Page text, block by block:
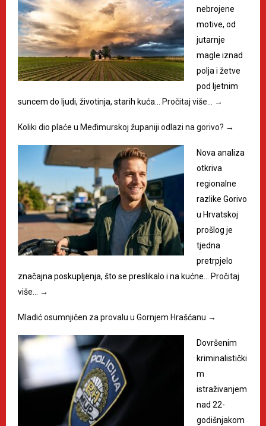
nebrojene
motive, od
jutarnje
magle iznad
polja i žetve
pod ljetnim
suncem do ljudi, životinja, starih kuća…
Pročitaj više… →
Koliki dio plaće u Međimurskoj županiji odlazi na gorivo? →
Nova analiza
otkriva
regionalne
razlike Gorivo
u Hrvatskoj
prošlog je
tjedna
pretrpjelo
značajna poskupljenja, što se preslikalo i na kućne…
Pročitaj
više…
→
Mladić osumnjičen za provalu u Gornjem Hrašćanu →
Dovršenim
kriminalistički
m
istraživanjem
nad 22-
godišnjakom